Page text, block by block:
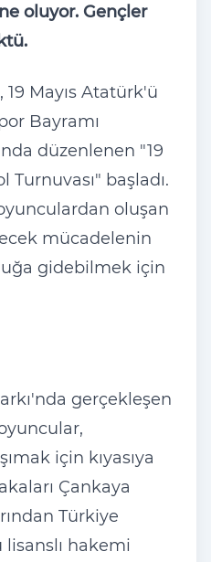
oluyor. Gençler
Mayıs Atatürk'ü
Bayramı
düzenlenen "19
Turnuvası" başladı.
oluşan
mücadelenin
gidebilmek için
gerçekleşen
için kıyasıya
Çankaya
Türkiye
hakemi